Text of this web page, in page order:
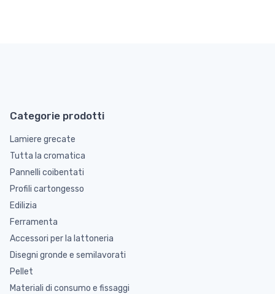
Categorie prodotti
Lamiere grecate
Tutta la cromatica
Pannelli coibentati
Profili cartongesso
Edilizia
Ferramenta
Accessori per la lattoneria
Disegni gronde e semilavorati
Pellet
Materiali di consumo e fissaggi